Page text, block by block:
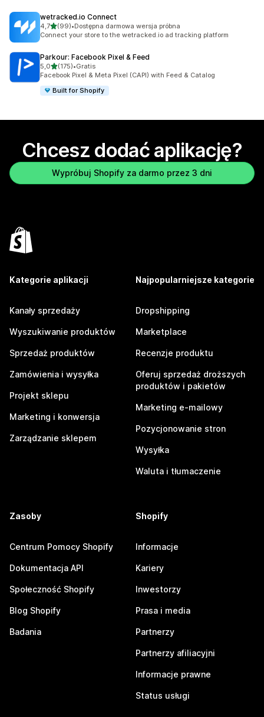
wetracked.io Connect
4,7na 5 gwiazdek
(99)
Łączna liczba recenzji: 99
•Dostępna darmowa wersja próbna
Connect your store to the wetracked.io ad tracking platform
Parkour: Facebook Pixel & Feed
5,0na 5 gwiazdek
(175)
Łączna liczba recenzji: 175
•Gratis
Facebook Pixel & Meta Pixel (CAPI) with Feed & Catalog
Built for Shopify
Chcesz dodać aplikację?
Wypróbuj Shopify za darmo przez 3 dni
Kategorie aplikacji
Kanały sprzedaży
Wyszukiwanie produktów
Sprzedaż produktów
Zamówienia i wysyłka
Projekt sklepu
Marketing i konwersja
Zarządzanie sklepem
Najpopularniejsze kategorie
Dropshipping
Marketplace
Recenzje produktu
Oferuj sprzedaż droższych
produktów i pakietów
Marketing e-mailowy
Pozycjonowanie stron
Wysyłka
Waluta i tłumaczenie
Zasoby
Centrum Pomocy Shopify
Dokumentacja API
Społeczność Shopify
Blog Shopify
Badania
Shopify
Informacje
Kariery
Inwestorzy
Prasa i media
Partnerzy
Partnerzy afiliacyjni
Informacje prawne
Status usługi